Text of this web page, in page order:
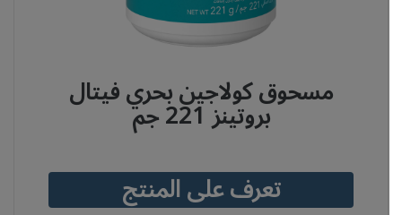
مسحوق كولاجين بحري فيتال
بروتينز 221 جم
تعرف على المنتج